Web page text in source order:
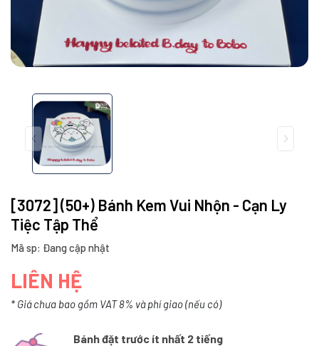
[3072] (50+) Bánh Kem Vui Nhộn - Cạn Ly
Tiệc Tập Thể
Mã sp: Đang cập nhật
LIÊN HỆ
* Giá chưa bao gồm VAT 8% và phí giao (nếu có)
Bánh đặt trước ít nhất 2 tiếng